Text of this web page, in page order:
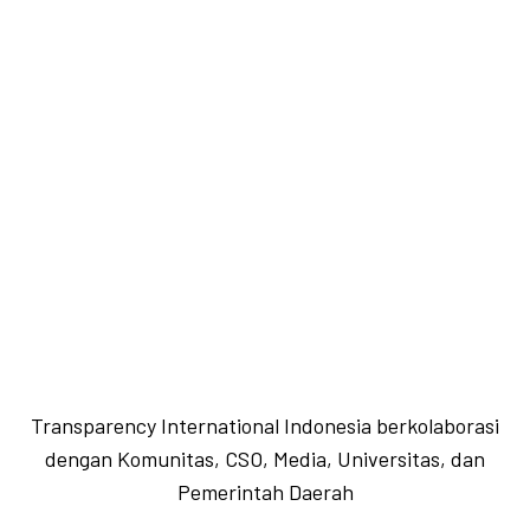
Transparency International Indonesia berkolaborasi
dengan Komunitas, CSO, Media, Universitas, dan
Pemerintah Daerah